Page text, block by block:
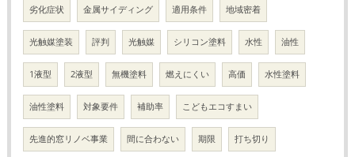
劣化症状 金属サイディング 適用条件 地域密着
光触媒塗装 評判 光触媒 シリコン塗料 水性 油性
1液型 2液型 無機塗料 燃えにくい 高価 水性塗料
油性塗料 対象要件 補助率 こどもエコすまい
先進的窓リノベ事業 間に合わない 期限 打ち切り